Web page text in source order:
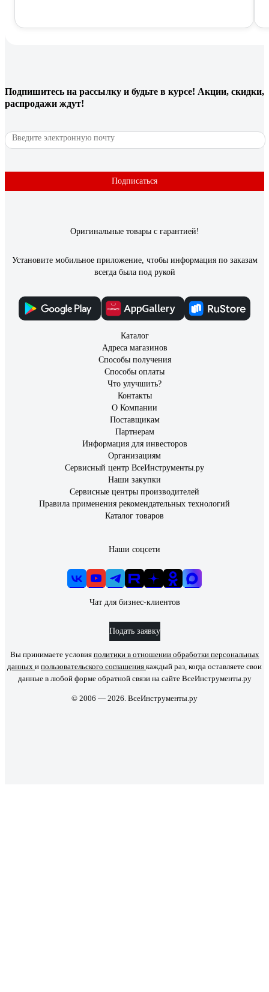
Подпишитесь на рассылку и будьте в курсе! Акции, скидки,
распродажи ждут!
Подписаться
Оригинальные товары с гарантией!
Установите мобильное приложение, чтобы информация по заказам
всегда была под рукой
Каталог
Адреса магазинов
Способы получения
Способы оплаты
Что улучшить?
Контакты
О Компании
Поставщикам
Партнерам
Информация для инвесторов
Организациям
Сервисный центр ВсеИнструменты.ру
Наши закупки
Сервисные центры производителей
Правила применения рекомендательных технологий
Каталог товаров
Наши соцсети
Чат для бизнес-клиентов
Подать заявку
Вы принимаете условия политики в отношении обработки персональных
данных и пользовательского соглашения каждый раз, когда оставляете свои
данные в любой форме обратной связи на сайте ВсеИнструменты.ру
© 2006 — 2026. ВсеИнструменты.ру